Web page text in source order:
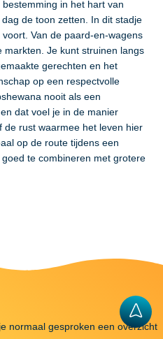
in het hart van
de toon zetten. In dit stadje
Van de paard-en-wagens
Je kunt struinen langs
gerechten en het
op een respectvolle
nooit als een
dat voel je in de manier
rust waarmee het leven hier
op de route tijdens een
te combineren met grotere
normaal gesproken een overzicht